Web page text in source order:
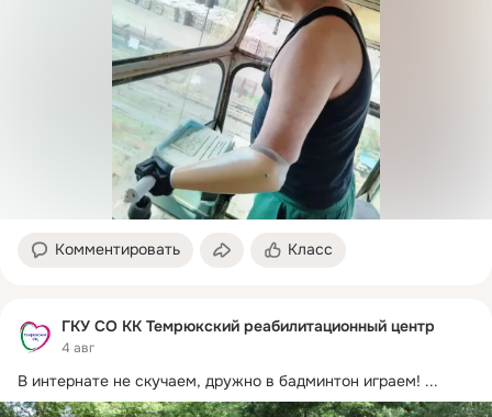
Комментировать Класс
ГКУ СО КК Темрюкский реабилитационный центр
4 авг
В интернате не скучаем, дружно в бадминтон играем! ...